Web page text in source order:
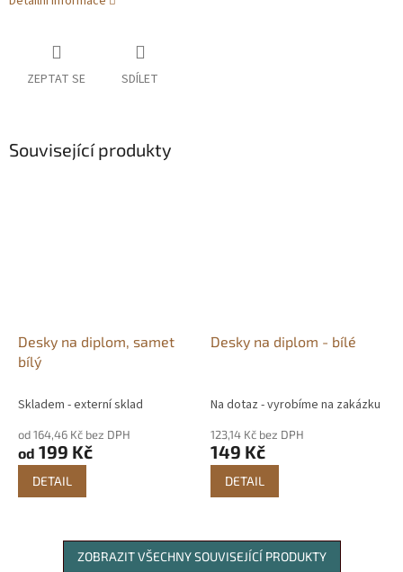
ZEPTAT SE SDÍLET
Související produkty
Desky na diplom, samet
bílý
Skladem - externí sklad
od 164,46 Kč bez DPH
od 199 Kč
DETAIL
Desky na diplom - bílé
Na dotaz - vyrobíme na zakázku
123,14 Kč bez DPH
149 Kč
DETAIL
ZOBRAZIT VŠECHNY SOUVISEJÍCÍ PRODUKTY